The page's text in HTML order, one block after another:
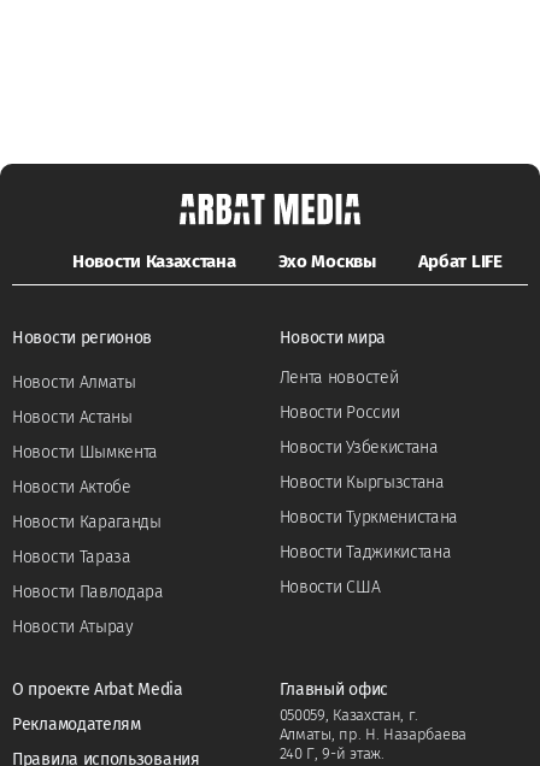
Новости Казахстана Эхо Москвы Арбат LIFE
Новости регионов
Новости Алматы
Новости Астаны
Новости Шымкента
Новости Актобе
Новости Караганды
Новости Тараза
Новости Павлодара
Новости Атырау
Новости мира
Лента новостей
Новости России
Новости Узбекистана
Новости Кыргызстана
Новости Туркменистана
Новости Таджикистана
Новости США
О проекте Arbat Media
Рекламодателям
Правила использования
Главный офис
050059, Казахстан, г.
Алматы, пр. Н. Назарбаева
240 Г, 9-й этаж.